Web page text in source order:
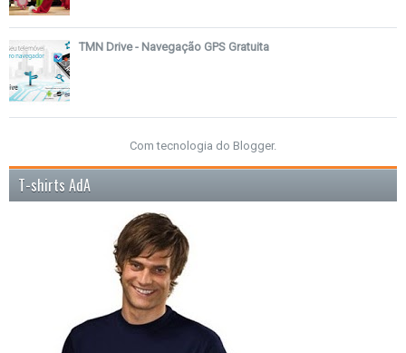
TMN Drive - Navegação GPS Gratuita
Com tecnologia do Blogger.
T-shirts AdA